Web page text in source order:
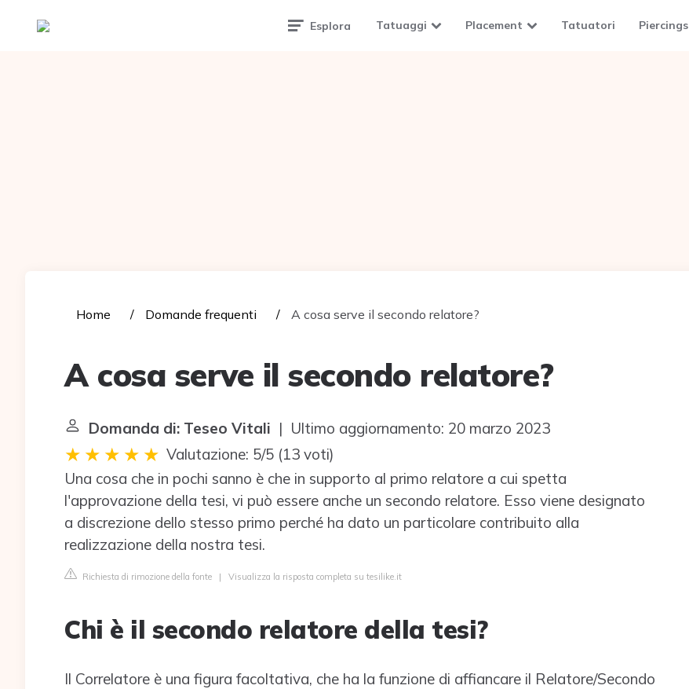
Tattoomuse.it Esplora Tatuaggi Placement Tatuatori Piercings
Home Domande frequenti A cosa serve il secondo relatore?
A cosa serve il secondo relatore?
Domanda di: Teseo Vitali | Ultimo aggiornamento: 20 marzo 2023
Valutazione: 5/5 (13 voti)
Una cosa che in pochi sanno è che in supporto al primo relatore a cui spetta
l'approvazione della tesi, vi può essere anche un secondo relatore. Esso viene designato
a discrezione dello stesso primo perché ha dato un particolare contribuito alla
realizzazione della nostra tesi.
Richiesta di rimozione della fonte | Visualizza la risposta completa su tesilike.it
Chi è il secondo relatore della tesi?
Il Correlatore è una figura facoltativa, che ha la funzione di affiancare il Relatore/Secondo